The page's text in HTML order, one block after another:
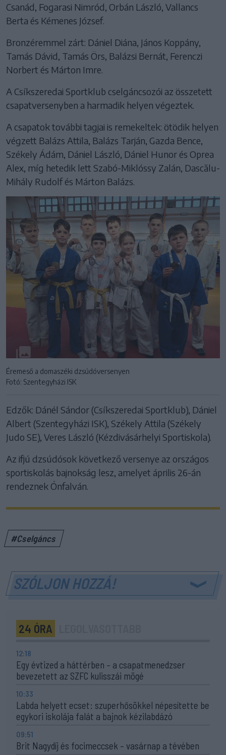
Csanád, Fogarasi Nimród, Orbán László, Vallancs
Berta és Kémenes József.
Bronzéremmel zárt: Dániel Diána, János Koppány,
Tamás Dávid, Tamás Örs, Balázsi Bernát, Ferenczi
Norbert és Márton Imre.
A Csíkszeredai Sportklub cselgáncsozói az összetett
csapatversenyben a harmadik helyen végeztek.
A csapatok további tagjai is remekeltek: ötödik helyen
végzett Balázs Attila, Balázs Tarján, Gazda Bence,
Székely Ádám, Dániel László, Dániel Hunor és Oprea
Alex, míg hetedik lett Szabó-Miklóssy Zalán, Dascălu-
Mihály Rudolf és Márton Balázs.
Éremeső a domaszéki dzsúdóversenyen
Fotó: Szentegyházi ISK
Edzők: Dánél Sándor (Csíkszeredai Sportklub), Dániel
Albert (Szentegyházi ISK), Székely Attila (Székely
Judo SE), Veres László (Kézdivásárhelyi Sportiskola).
Az ifjú dzsúdósok következő versenye az országos
sportiskolás bajnokság lesz, amelyet április 26-án
rendeznek Ónfalván.
#Cselgáncs
SZÓLJON HOZZÁ!
24 ÓRA
12:18
Egy évtized a háttérben – a csapatmenedzser
bevezetett az SZFC kulisszái mögé
10:33
Labda helyett ecset: szuperhősökkel népesítette be
egykori iskolája falát a bajnok kézilabdázó
09:51
Brit Nagydíj és focimeccsek – vasárnap a tévében